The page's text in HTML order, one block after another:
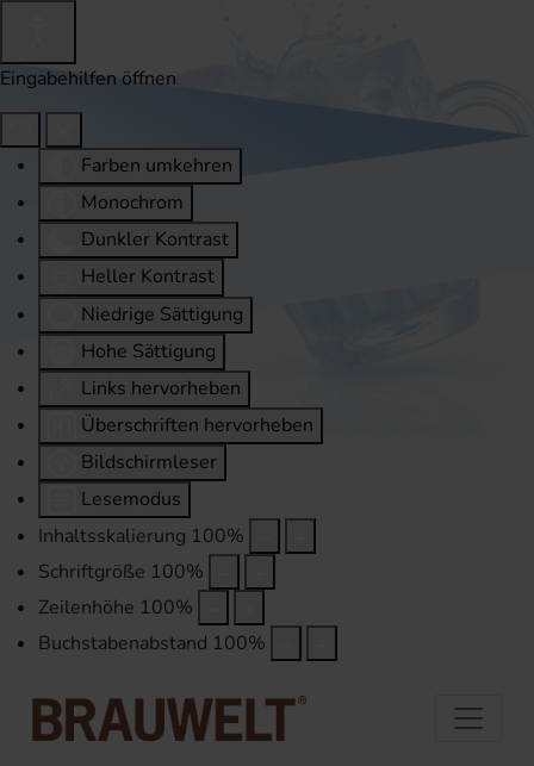
Eingabehilfen öffnen
Farben umkehren
Monochrom
Dunkler Kontrast
Heller Kontrast
Niedrige Sättigung
Hohe Sättigung
Links hervorheben
Überschriften hervorheben
Bildschirmleser
Lesemodus
Inhaltsskalierung 100%
Schriftgröße 100%
Zeilenhöhe 100%
Buchstabenabstand 100%